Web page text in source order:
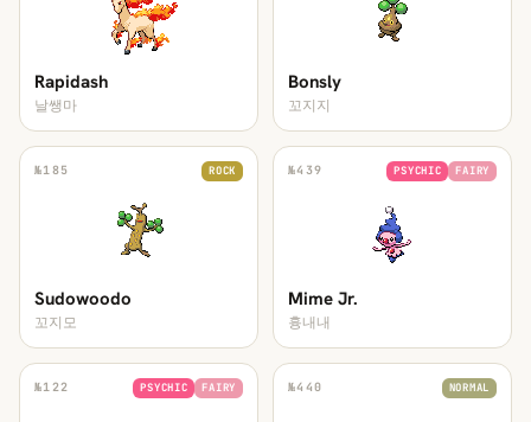
Rapidash
날쌩마
Bonsly
꼬지지
№185 ROCK
Sudowoodo
꼬지모
№439 PSYCHIC FAIRY
Mime Jr.
흉내내
№122 PSYCHIC FAIRY №440 NORMAL